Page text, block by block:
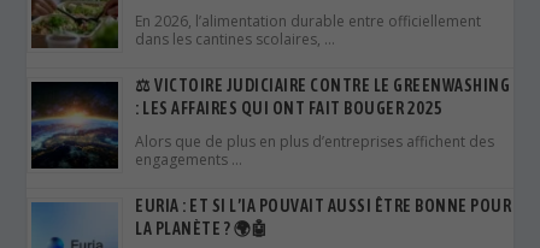
En 2026, l’alimentation durable entre officiellement
dans les cantines scolaires, …
⚖️ VICTOIRE JUDICIAIRE CONTRE LE GREENWASHING
: LES AFFAIRES QUI ONT FAIT BOUGER 2025
Alors que de plus en plus d’entreprises affichent des
engagements …
EURIA : ET SI L’IA POUVAIT AUSSI ÊTRE BONNE POUR
LA PLANÈTE ? 🌍🤖